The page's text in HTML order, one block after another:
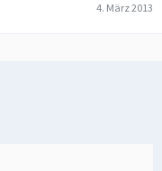
4. März 2013